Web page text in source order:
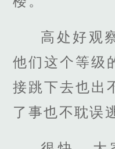
高处好观
他们这个等级
接跳下去也出
了事也不耽误